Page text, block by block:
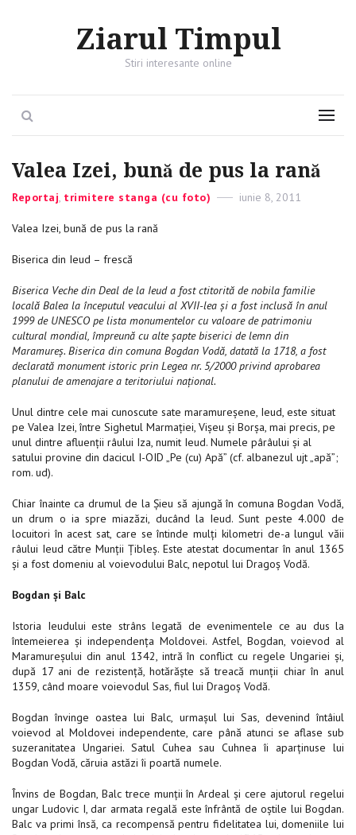
Ziarul Timpul
Stiri interesante online
Menu
Valea Izei, bună de pus la rană
Categories
Reportaj, trimitere stanga (cu foto)
Posted
iunie 8, 2011
Valea Izei, bună de pus la rană
Biserica din Ieud – frescă
Biserica Veche din Deal de la Ieud a fost ctitorită de nobila familie
locală Balea la începutul veacului al XVII-lea şi a fost inclusă în anul
1999 de UNESCO pe lista monumentelor cu valoare de patrimoniu
cultural mondial, împreună cu alte şapte biserici de lemn din
Maramureş. Biserica din comuna Bogdan Vodă, datată la 1718, a fost
declarată monument istoric prin Legea nr. 5/2000 privind aprobarea
planului de amenajare a teritoriului naţional.
Unul dintre cele mai cunoscute sate maramureşene, Ieud, este situat
pe Valea Izei, între Sighetul Marmaţiei, Vişeu şi Borşa, mai precis, pe
unul dintre afluenţii râului Iza, numit Ieud. Numele pârâului şi al
satului provine din dacicul I-OID „Pe (cu) Apă” (cf. albanezul ujt „apă”;
rom. ud).
Chiar înainte ca drumul de la Şieu să ajungă în comuna Bogdan Vodă,
un drum o ia spre miazăzi, ducând la Ieud. Sunt peste 4.000 de
locuitori în acest sat, care se întinde mulţi kilometri de-a lungul văii
râului Ieud către Munţii Ţibleş. Este atestat documentar în anul 1365
şi a fost domeniu al voievodului Balc, nepotul lui Dragoş Vodă.
Bogdan şi Balc
Istoria Ieudului este strâns legată de evenimentele ce au dus la
întemeierea şi independenţa Moldovei. Astfel, Bogdan, voievod al
Maramureşului din anul 1342, intră în conflict cu regele Ungariei şi,
după 17 ani de rezistenţă, hotărăşte să treacă munţii chiar în anul
1359, când moare voievodul Sas, fiul lui Dragoş Vodă.
Bogdan învinge oastea lui Balc, urmaşul lui Sas, devenind întâiul
voievod al Moldovei independente, care până atunci se aflase sub
suzeranitatea Ungariei. Satul Cuhea sau Cuhnea îi aparţinuse lui
Bogdan Vodă, căruia astăzi îi poartă numele.
Învins de Bogdan, Balc trece munţii în Ardeal şi cere ajutorul regelui
ungar Ludovic I, dar armata regală este înfrântă de oştile lui Bogdan.
Balc va primi însă, ca recompensă pentru fidelitatea lui, domeniile lui